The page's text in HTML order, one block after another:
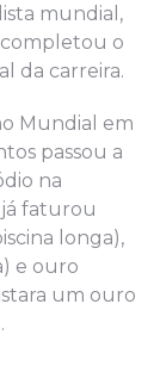
mundial,
completou o
da carreira.
Mundial em
passou a
na
já faturou
longa),
e ouro
um ouro